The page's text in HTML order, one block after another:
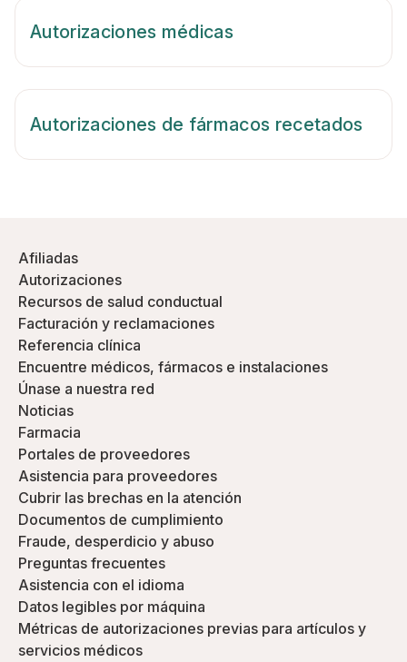
Autorizaciones médicas
Autorizaciones de fármacos recetados
Afiliadas
Autorizaciones
Recursos de salud conductual
Facturación y reclamaciones
Referencia clínica
Encuentre médicos, fármacos e instalaciones
Únase a nuestra red
Noticias
Farmacia
Portales de proveedores
Asistencia para proveedores
Cubrir las brechas en la atención
Documentos de cumplimiento
Fraude, desperdicio y abuso
Preguntas frecuentes
Asistencia con el idioma
Datos legibles por máquina
Métricas de autorizaciones previas para artículos y
servicios médicos